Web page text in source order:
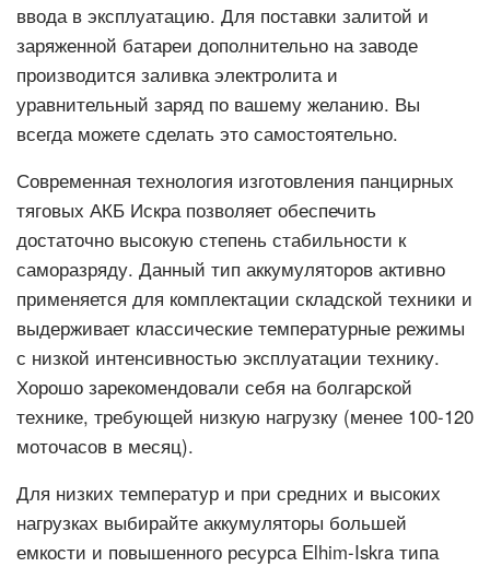
ввода в эксплуатацию. Для поставки залитой и
заряженной батареи дополнительно на заводе
производится заливка электролита и
уравнительный заряд по вашему желанию. Вы
всегда можете сделать это самостоятельно.
Современная технология изготовления панцирных
тяговых АКБ Искра позволяет обеспечить
достаточно высокую степень стабильности к
саморазряду. Данный тип аккумуляторов активно
применяется для комплектации складской техники и
выдерживает классические температурные режимы
с низкой интенсивностью эксплуатации технику.
Хорошо зарекомендовали себя на болгарской
технике, требующей низкую нагрузку (менее 100-120
моточасов в месяц).
Для низких температур и при средних и высоких
нагрузках выбирайте аккумуляторы большей
емкости и повышенного ресурса Elhim-Iskra типа